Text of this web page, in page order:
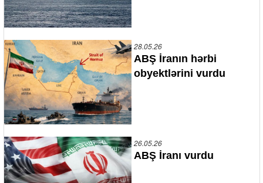
28.05.26
ABŞ İranın hərbi
obyektlərini vurdu
26.05.26
ABŞ İranı vurdu